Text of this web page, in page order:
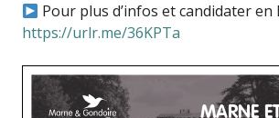
Pour plus d’infos et candidater en
https://urlr.me/36KPTa